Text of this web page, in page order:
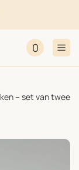
0
– set van twee